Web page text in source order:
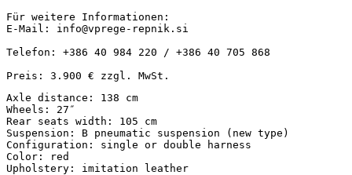
Für weitere Informationen:
E-Mail: info@vprege-repnik.si
Telefon: +386 40 984 220 / +386 40 705 868
Preis: 3.900 € zzgl. MwSt.
Axle distance: 138 cm
Wheels: 27″
Rear seats width: 105 cm
Suspension: B pneumatic suspension (new type)
Configuration: single or double harness
Color: red
Upholstery: imitation leather